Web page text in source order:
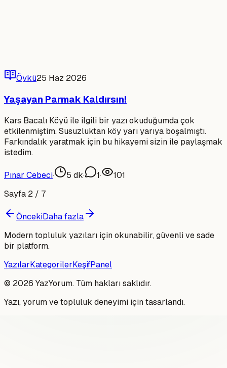
Öykü25 Haz 2026
Yaşayan Parmak Kaldırsın!
Kars Bacalı Köyü ile ilgili bir yazı okuduğumda çok
etkilenmiştim. Susuzluktan köy yarı yarıya boşalmıştı.
Farkındalık yaratmak için bu hikayemi sizin ile paylaşmak
istedim.
Pınar Cebeci· 5 dk· 1·
101
Sayfa 2 / 7
ÖncekiDaha fazla
Modern topluluk yazıları için okunabilir, güvenli ve sade
bir platform.
YazılarKategorilerKeşifPanel
© 2026 YazYorum. Tüm hakları saklıdır.
Yazı, yorum ve topluluk deneyimi için tasarlandı.